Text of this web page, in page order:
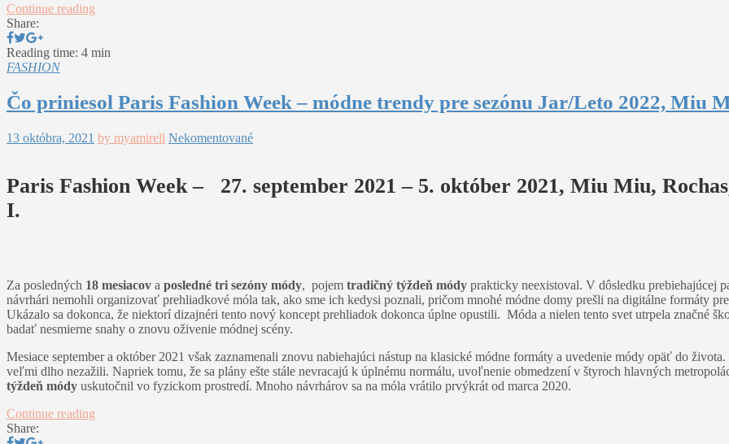
Continue reading
Share:
Reading time: 4 min
FASHION
Čo priniesol Paris Fashion Week – módne trendy pre sezónu Jar/Leto 2022, Miu
13 októbra, 2021 by myamirell Nekomentované
Paris Fashion Week – 27. september 2021 – 5. október 2021, Miu Miu,
I.
Za posledných 18 mesiacov a posledné tri sezóny módy, pojem tradičný týždeň módy prakticky neexistoval. V dôsledku prebiehajúcej
návrhári nemohli organizovať prehliadkové móla tak, ako sme ich kedysi poznali, pričom mnohé módne domy prešli na digitálne formáty
Ukázalo sa dokonca, že niektorí dizajnéri tento nový koncept prehliadok dokonca úplne opustili. Móda a nielen tento svet utrpela značné
badať nesmierne snahy o znovu oživenie módnej scény.
Mesiace september a október 2021 však zaznamenali znovu nabiehajúci nástup na klasické módne formáty a uvedenie módy opäť do
veľmi dlho nezažili. Napriek tomu, že sa plány ešte stále nevracajú k úplnému normálu, uvoľnenie obmedzení v štyroch hlavných
týždeň módy uskutočnil vo fyzickom prostredí. Mnoho návrhárov sa na móla vrátilo prvýkrát od marca 2020.
Continue reading
Share: